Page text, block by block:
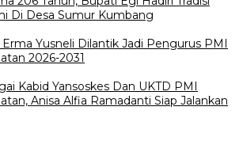
Di Desa Sumur Kumbang
Yusneli Dilantik Jadi Pengurus PMI
2026-2031
Kabid Yansoskes Dan UKTD PMI
Anisa Alfia Ramadanti Siap Jalankan